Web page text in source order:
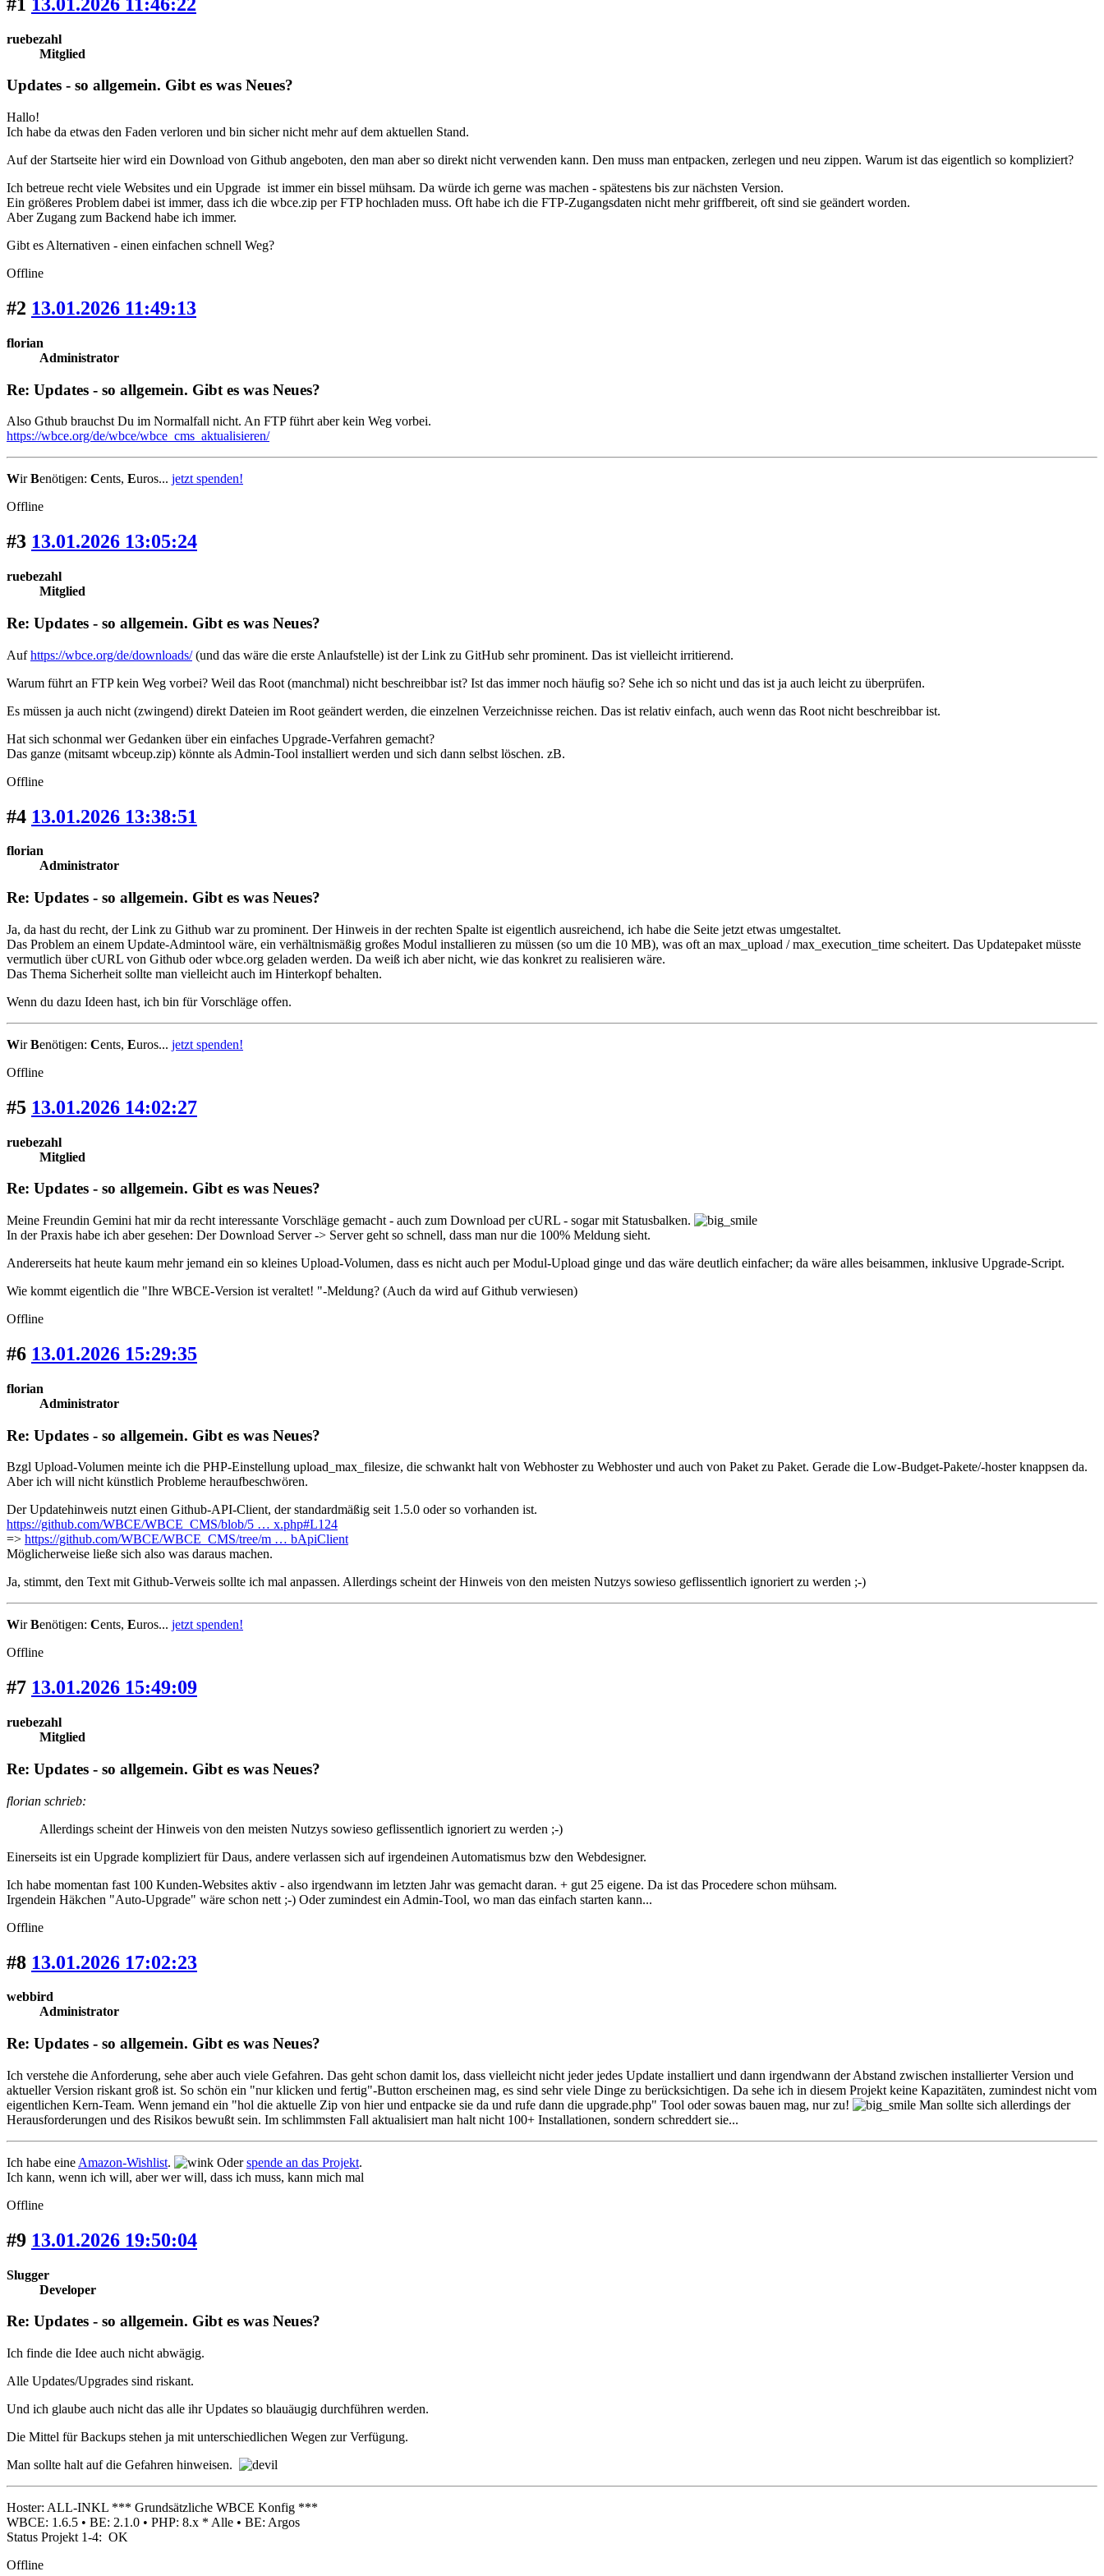
ruebezahl
Mitglied
Updates - so allgemein. Gibt es was Neues?
Hallo!
Ich habe da etwas den Faden verloren und bin sicher nicht mehr auf dem aktuellen Stand.
Auf der Startseite hier wird ein Download von Github angeboten, den man aber so direkt nicht verwenden kann. Den muss man entpacken, zerlegen und neu zippen. Warum ist das eigentlich so kompliziert?
Ich betreue recht viele Websites und ein Upgrade ist immer ein bissel mühsam. Da würde ich gerne was machen - spätestens bis zur nächsten Version.
Ein größeres Problem dabei ist immer, dass ich die wbce.zip per FTP hochladen muss. Oft habe ich die FTP-Zugangsdaten nicht mehr griffbereit, oft sind sie geändert worden.
Aber Zugang zum Backend habe ich immer.
Gibt es Alternativen - einen einfachen schnell Weg?
Offline
#2 13.01.2026 11:49:13
florian
Administrator
Re: Updates - so allgemein. Gibt es was Neues?
Also Gthub brauchst Du im Normalfall nicht. An FTP führt aber kein Weg vorbei.
https://wbce.org/de/wbce/wbce_cms_aktualisieren/
WirBenötigen: Cents, Euros... jetzt spenden!
Offline
#3 13.01.2026 13:05:24
ruebezahl
Mitglied
Re: Updates - so allgemein. Gibt es was Neues?
Aufhttps://wbce.org/de/downloads/(und das wäre die erste Anlaufstelle) ist der Link zu GitHub sehr prominent. Das ist vielleicht irritierend.
Warum führt an FTP kein Weg vorbei? Weil das Root (manchmal) nicht beschreibbar ist? Ist das immer noch häufig so? Sehe ich so nicht und das ist ja auch leicht zu überprüfen.
Es müssen ja auch nicht (zwingend) direkt Dateien im Root geändert werden, die einzelnen Verzeichnisse reichen. Das ist relativ einfach, auch wenn das Root nicht beschreibbar ist.
Hat sich schonmal wer Gedanken über ein einfaches Upgrade-Verfahren gemacht?
Das ganze (mitsamt wbceup.zip) könnte als Admin-Tool installiert werden und sich dann selbst löschen. zB.
Offline
#4 13.01.2026 13:38:51
florian
Administrator
Re: Updates - so allgemein. Gibt es was Neues?
Ja, da hast du recht, der Link zu Github war zu prominent. Der Hinweis in der rechten Spalte ist eigentlich ausreichend, ich habe die Seite jetzt etwas umgestaltet.
Das Problem an einem Update-Admintool wäre, ein verhältnismäßig großes Modul installieren zu müssen (so um die 10 MB), was oft an max_upload / max_execution_time scheitert. Das Updatepaket müsste
vermutlich über cURL von Github oder wbce.org geladen werden. Da weiß ich aber nicht, wie das konkret zu realisieren wäre.
Das Thema Sicherheit sollte man vielleicht auch im Hinterkopf behalten.
Wenn du dazu Ideen hast, ich bin für Vorschläge offen.
WirBenötigen: Cents, Euros... jetzt spenden!
Offline
#5 13.01.2026 14:02:27
ruebezahl
Mitglied
Re: Updates - so allgemein. Gibt es was Neues?
Meine Freundin Gemini hat mir da recht interessante Vorschläge gemacht - auch zum Download per cURL - sogar mit Statusbalken.
In der Praxis habe ich aber gesehen: Der Download Server -> Server geht so schnell, dass man nur die 100% Meldung sieht.
Andererseits hat heute kaum mehr jemand ein so kleines Upload-Volumen, dass es nicht auch per Modul-Upload ginge und das wäre deutlich einfacher; da wäre alles beisammen, inklusive Upgrade-Script.
Wie kommt eigentlich die "Ihre WBCE-Version ist veraltet! "-Meldung? (Auch da wird auf Github verwiesen)
Offline
#6 13.01.2026 15:29:35
florian
Administrator
Re: Updates - so allgemein. Gibt es was Neues?
Bzgl Upload-Volumen meinte ich die PHP-Einstellung upload_max_filesize, die schwankt halt von Webhoster zu Webhoster und auch von Paket zu Paket. Gerade die Low-Budget-Pakete/-hoster knappsen da.
Aber ich will nicht künstlich Probleme heraufbeschwören.
Der Updatehinweis nutzt einen Github-API-Client, der standardmäßig seit 1.5.0 oder so vorhanden ist.
https://github.com/WBCE/WBCE_CMS/blob/5 … x.php#L124
=> https://github.com/WBCE/WBCE_CMS/tree/m … bApiClient
Möglicherweise ließe sich also was daraus machen.
Ja, stimmt, den Text mit Github-Verweis sollte ich mal anpassen. Allerdings scheint der Hinweis von den meisten Nutzys sowieso geflissentlich ignoriert zu werden ;-)
WirBenötigen: Cents, Euros... jetzt spenden!
Offline
#7 13.01.2026 15:49:09
ruebezahl
Mitglied
Re: Updates - so allgemein. Gibt es was Neues?
florian schrieb:
Allerdings scheint der Hinweis von den meisten Nutzys sowieso geflissentlich ignoriert zu werden ;-)
Einerseits ist ein Upgrade kompliziert für Daus, andere verlassen sich auf irgendeinen Automatismus bzw den Webdesigner.
Ich habe momentan fast 100 Kunden-Websites aktiv - also irgendwann im letzten Jahr was gemacht daran. + gut 25 eigene. Da ist das Procedere schon mühsam.
Irgendein Häkchen "Auto-Upgrade" wäre schon nett ;-) Oder zumindest ein Admin-Tool, wo man das einfach starten kann...
Offline
#8 13.01.2026 17:02:23
webbird
Administrator
Re: Updates - so allgemein. Gibt es was Neues?
Ich verstehe die Anforderung, sehe aber auch viele Gefahren. Das geht schon damit los, dass vielleicht nicht jeder jedes Update installiert und dann irgendwann der Abstand zwischen installierter Version und
aktueller Version riskant groß ist. So schön ein "nur klicken und fertig"-Button erscheinen mag, es sind sehr viele Dinge zu berücksichtigen. Da sehe ich in diesem Projekt keine Kapazitäten, zumindest nicht vom
eigentlichen Kern-Team. Wenn jemand ein "hol die aktuelle Zip von hier und entpacke sie da und rufe dann die upgrade.php" Tool oder sowas bauen mag, nur zu!
Man sollte sich allerdings der
Herausforderungen und des Risikos bewußt sein. Im schlimmsten Fall aktualisiert man halt nicht 100+ Installationen, sondern schreddert sie...
Ich habe eine Amazon-Wishlist. Oderspende an das Projekt.
Ich kann, wenn ich will, aber wer will, dass ich muss, kann mich mal
Offline
#9 13.01.2026 19:50:04
Slugger
Developer
Re: Updates - so allgemein. Gibt es was Neues?
Ich finde die Idee auch nicht abwägig.
Alle Updates/Upgrades sind riskant.
Und ich glaube auch nicht das alle ihr Updates so blauäugig durchführen werden.
Die Mittel für Backups stehen ja mit unterschiedlichen Wegen zur Verfügung.
Man sollte halt auf die Gefahren hinweisen.
Hoster: ALL-INKL *** Grundsätzliche WBCE Konfig ***
WBCE: 1.6.5 • BE: 2.1.0 • PHP: 8.x * Alle • BE: Argos
Status Projekt 1-4: OK
Offline